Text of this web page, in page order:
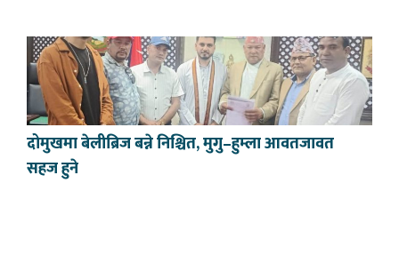
दोमुखमा बेलीब्रिज बन्ने निश्चित, मुगु–हुम्ला आवतजावत
सहज हुने